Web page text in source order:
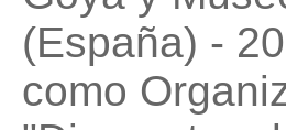
(España) -
como